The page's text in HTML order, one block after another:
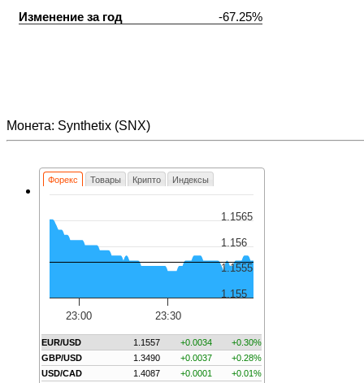
Изменение за год
-67.25%
Монета: Synthetix (SNX)
Форекс Товары Крипто Индексы
23:00 23:30
1.155
1.1555
1.156
1.1565
EUR/USD 1.1557 +0.0034
+0.30%
GBP/USD
1.3490 +0.0037
+0.28%
USD/CAD
1.4087 +0.0001
+0.01%